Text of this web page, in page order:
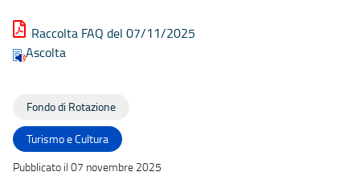
Raccolta FAQ del 07/11/2025
Ascolta
Fondo di Rotazione
Turismo e Cultura
Pubblicato il 07 novembre 2025